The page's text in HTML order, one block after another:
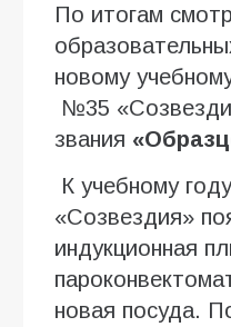
По итогам
новому
№35
звания
К учебному
«Созвездия»
индукционная
новая посуда.